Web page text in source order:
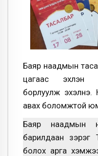
Баяр наадмын
цагаас эхлэн
борлуулж эхэлнэ.
авах боломжтой
Баяр наадмын
барилдаан зэрэг
болох арга